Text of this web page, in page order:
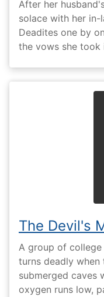
After her
solace with her
Deadites one by
the vows she took
The Devil's
A group of
turns deadly
submerged caves
oxygen runs low,